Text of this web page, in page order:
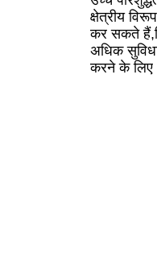
क्षेत्रीय
कर सकते
अधिक
करने के